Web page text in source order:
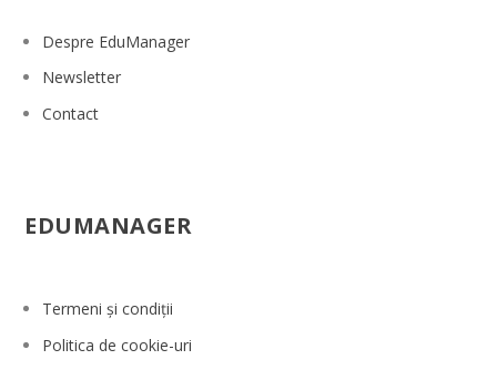
Despre EduManager
Newsletter
Contact
EDUMANAGER
Termeni și condiții
Politica de cookie-uri